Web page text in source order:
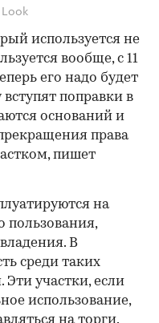
используется не
вообще, с 11
его надо будет
поправки в
оснований и
права
пишет
на
пользования,
В
среди таких
Эти участки, если
использование,